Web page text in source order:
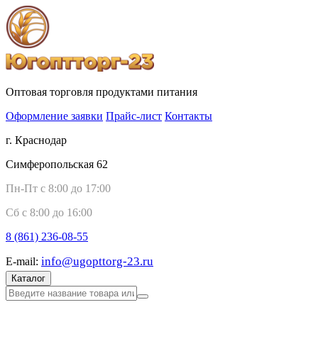
Оптовая торговля продуктами питания
Оформление заявки Прайс-лист Контакты
г. Краснодар
Симферопольская 62
Пн-Пт с 8:00 до 17:00
Сб с 8:00 до 16:00
8 (861) 236-08-55
E-mail: info@ugopttorg-23.ru
Каталог